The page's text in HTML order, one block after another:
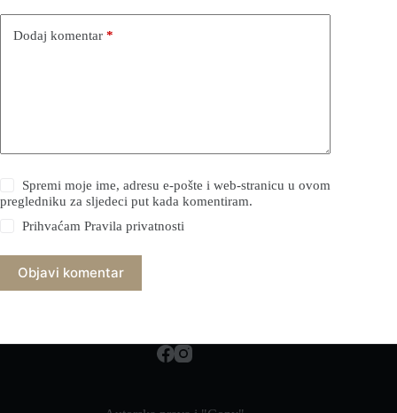
Dodaj komentar *
Spremi moje ime, adresu e-pošte i web-stranicu u ovom
pregledniku za sljedeci put kada komentiram.
PrihvaćamPravila privatnosti
Objavi komentar